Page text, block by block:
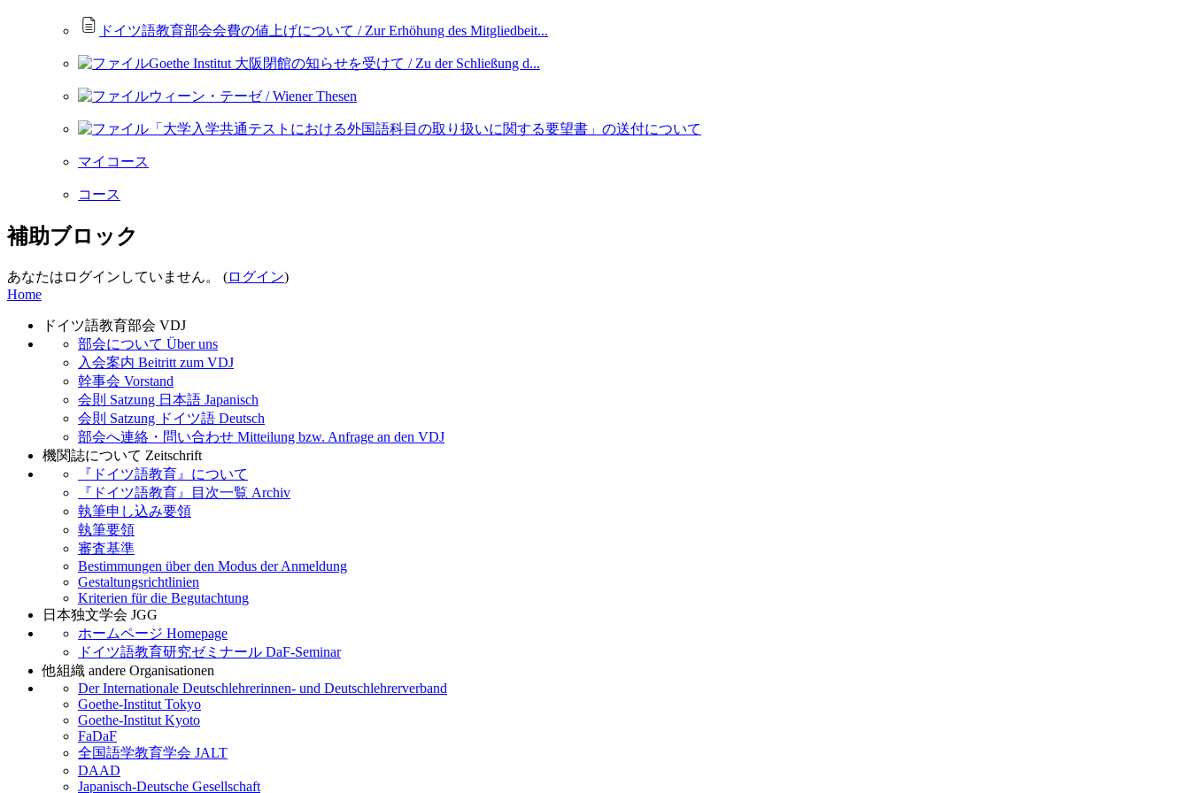
ドイツ語教育部会会費の値上げについて / Zur Erhöhung des Mitgliedbeit...
Goethe Institut 大阪閉館の知らせを受けて / Zu der Schließung d...
ウィーン・テーゼ / Wiener Thesen
「大学入学共通テストにおける外国語科目の取り扱いに関する要望書」の送付について
マイコース
コース
補助ブロック
あなたはログインしていません。 (ログイン)
Home
ドイツ語教育部会 VDJ
部会について Über uns
入会案内 Beitritt zum VDJ
幹事会 Vorstand
会則 Satzung 日本語 Japanisch
会則 Satzung ドイツ語 Deutsch
部会へ連絡・問い合わせ Mitteilung bzw. Anfrage an den VDJ
機関誌について Zeitschrift
『ドイツ語教育』について
『ドイツ語教育』目次一覧 Archiv
執筆申し込み要領
執筆要領
審査基準
Bestimmungen über den Modus der Anmeldung
Gestaltungsrichtlinien
Kriterien für die Begutachtung
日本独文学会 JGG
ホームページ Homepage
ドイツ語教育研究ゼミナール DaF-Seminar
他組織 andere Organisationen
Der Internationale Deutschlehrerinnen- und Deutschlehrerverband
Goethe-Institut Tokyo
Goethe-Institut Kyoto
FaDaF
全国語学教育学会 JALT
DAAD
Japanisch-Deutsche Gesellschaft